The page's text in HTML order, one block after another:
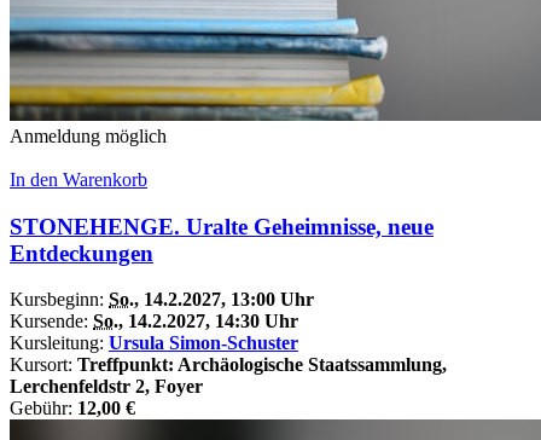
Anmeldung möglich
In den Warenkorb
STONEHENGE. Uralte Geheimnisse, neue
Entdeckungen
Kursbeginn: So., 14.2.2027, 13:00 Uhr
Kursende: So., 14.2.2027, 14:30 Uhr
Kursleitung: Ursula Simon-Schuster
Kursort: Treffpunkt: Archäologische Staatssammlung,
Lerchenfeldstr 2, Foyer
Gebühr: 12,00 €